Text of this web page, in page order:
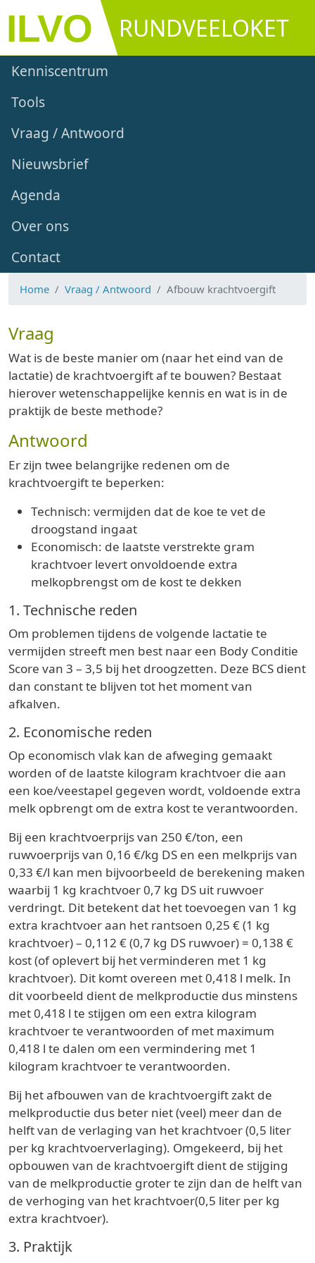
Overslaan en naar de inhoud gaan
RUNDVEELOKET
Main navigation
Kenniscentrum
Tools
Vraag / Antwoord
Nieuwsbrief
Agenda
Over ons
Contact
Home Vraag / Antwoord Afbouw krachtvoergift
Vraag
Wat is de beste manier om (naar het eind van de
lactatie) de krachtvoergift af te bouwen? Bestaat
hierover wetenschappelijke kennis en wat is in de
praktijk de beste methode?
Antwoord
Er zijn twee belangrijke redenen om de
krachtvoergift te beperken:
Technisch: vermijden dat de koe te vet de
droogstand ingaat
Economisch: de laatste verstrekte gram
krachtvoer levert onvoldoende extra
melkopbrengst om de kost te dekken
1. Technische reden
Om problemen tijdens de volgende lactatie te
vermijden streeft men best naar een Body Conditie
Score van 3 – 3,5 bij het droogzetten. Deze BCS dient
dan constant te blijven tot het moment van
afkalven.
2. Economische reden
Op economisch vlak kan de afweging gemaakt
worden of de laatste kilogram krachtvoer die aan
een koe/veestapel gegeven wordt, voldoende extra
melk opbrengt om de extra kost te verantwoorden.
Bij een krachtvoerprijs van 250 €/ton, een
ruwvoerprijs van 0,16 €/kg DS en een melkprijs van
0,33 €/l kan men bijvoorbeeld de berekening maken
waarbij 1 kg krachtvoer 0,7 kg DS uit ruwvoer
verdringt. Dit betekent dat het toevoegen van 1 kg
extra krachtvoer aan het rantsoen 0,25 € (1 kg
krachtvoer) – 0,112 € (0,7 kg DS ruwvoer) = 0,138 €
kost (of oplevert bij het verminderen met 1 kg
krachtvoer). Dit komt overeen met 0,418 l melk. In
dit voorbeeld dient de melkproductie dus minstens
met 0,418 l te stijgen om een extra kilogram
krachtvoer te verantwoorden of met maximum
0,418 l te dalen om een vermindering met 1
kilogram krachtvoer te verantwoorden.
Bij het afbouwen van de krachtvoergift zakt de
melkproductie dus beter niet (veel) meer dan de
helft van de verlaging van het krachtvoer (0,5 liter
per kg krachtvoerverlaging). Omgekeerd, bij het
opbouwen van de krachtvoergift dient de stijging
van de melkproductie groter te zijn dan de helft van
de verhoging van het krachtvoer(0,5 liter per kg
extra krachtvoer).
3. Praktijk